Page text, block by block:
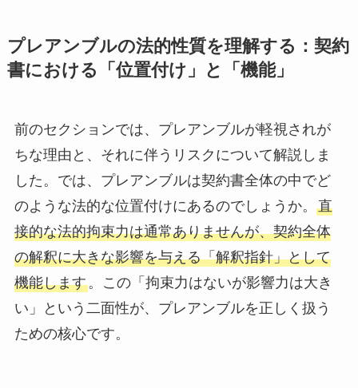
プレアンブルの法的性質を理解する：契約
書における「位置付け」と「機能」
前のセクションでは、プレアンブルが軽視されが
ちな理由と、それに伴うリスクについて解説しま
した。では、プレアンブルは契約書全体の中でど
のような法的な位置付けにあるのでしょうか。 直
接的な法的拘束力は通常ありませんが、契約全体
の解釈に大きな影響を与える「解釈指針」として
機能します。この「拘束力はないが影響力は大き
い」という二面性が、プレアンブルを正しく扱う
ための核心です。